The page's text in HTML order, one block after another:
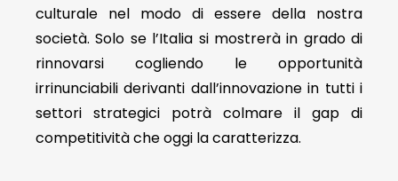
culturale nel modo di essere della nostra
società. Solo se l’Italia si mostrerà in grado di
rinnovarsi cogliendo le opportunità
irrinunciabili derivanti dall’innovazione in tutti i
settori strategici potrà colmare il gap di
competitività che oggi la caratterizza.